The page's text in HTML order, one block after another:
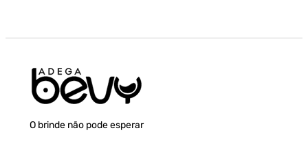
O brinde não pode esperar